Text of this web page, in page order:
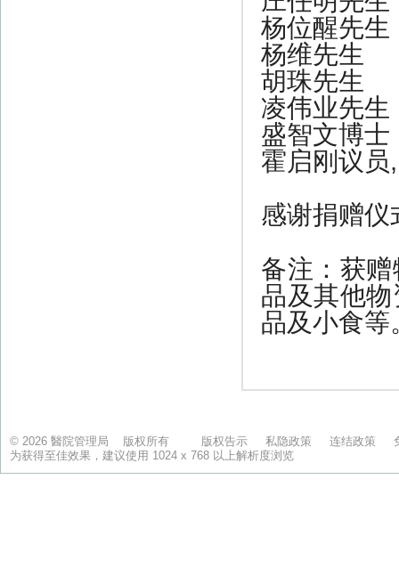
© 2026 醫院管理局 版权所有 版权告示 私隐政策 连结政策
为获得至佳效果，建议使用 1024 x 768 以上解析度浏览